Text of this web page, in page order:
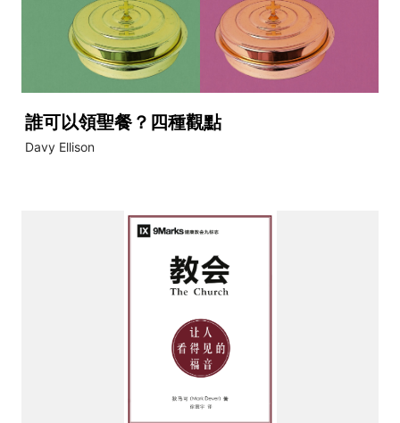
誰可以領聖餐？四種觀點
Davy Ellison